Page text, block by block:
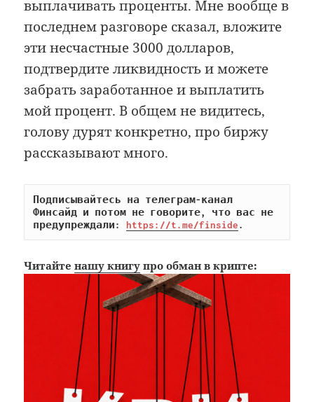
выплачивать проценты. Мне вообще в
последнем разговоре сказал, вложите
эти несчастные 3000 долларов,
подтвердите ликвидность и можете
забрать заработанное и выплатить
мой процент. В общем не видитесь,
голову дурят конкретно, про биржу
рассказывают много.
Подписывайтесь на телеграм-канал
Финсайд и потом не говорите, что вас не
предупреждали: https://t.me/finside.
Читайтенашу книгу про обман в крипте: